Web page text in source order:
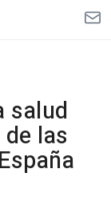
salud
las